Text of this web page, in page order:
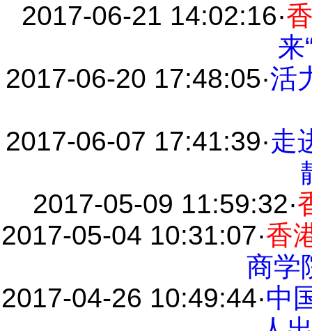
2017-06-21 14:02:16·
来
2017-06-20 17:48:05·活
2017-06-07 17:41:39·走
2017-05-09 11:59:32·
2017-05-04 10:31:07·香
商学
2017-04-26 10:49:44·中